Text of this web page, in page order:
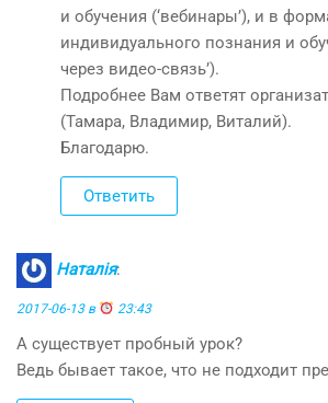
и обучения (‘вебинары’), и в
индивидуального познания и
через видео-связь’).
Подробнее Вам ответят
(Тамара, Владимир, Виталий).
Благодарю.
Ответить
Наталія:
2017-06-13 в 23:43
А существует пробный урок?
Ведь бывает такое, что не подходит